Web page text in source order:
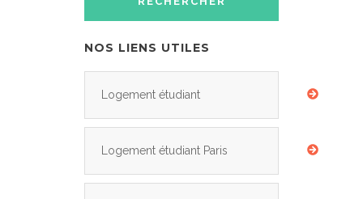
NOS LIENS UTILES
Logement étudiant
Logement étudiant Paris